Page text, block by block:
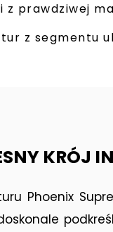
z prawdziwej
z segmentu
KRÓJ
Phoenix